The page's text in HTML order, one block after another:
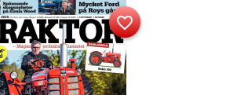
favorite_border